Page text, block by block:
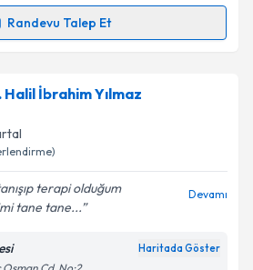
Randevu Talep Et
Talebi
için randevu takvimi talebi
uzmandan randevu almanız için bir
e-posta ile bilgilendireceğiz.
işlenmesine ilişkin
Aydınlatma
Halil İbrahim Yılmaz
terapi olduğum
tane tane...
Devamı
Haritada Göster